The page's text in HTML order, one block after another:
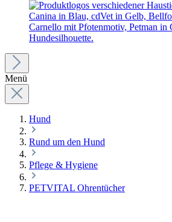
Menü
Hund
Rund um den Hund
Pflege & Hygiene
PETVITAL Ohrentücher